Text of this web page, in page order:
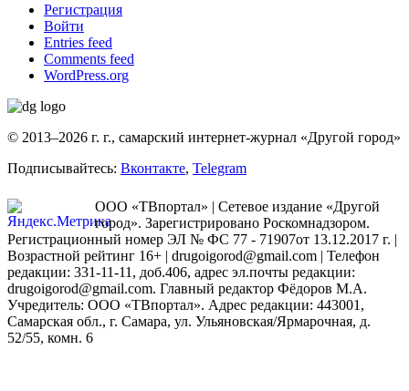
Регистрация
Войти
Entries feed
Comments feed
WordPress.org
© 2013–2026 г. г., самарский интернет-журнал «Другой город»
Подписывайтесь: Вконтакте, Telegram
ООО «ТВпортал» | Сетевое издание «Другой
город». Зарегистрировано Роскомнадзором.
Регистрационный номер ЭЛ № ФС 77 - 71907от 13.12.2017 г. |
Возрастной рейтинг 16+ | drugoigorod@gmail.com | Телефон
редакции: 331-11-11, доб.406, адрес эл.почты редакции:
drugoigorod@gmail.com. Главный редактор Фёдоров М.А.
Учредитель: ООО «ТВпортал». Адрес редакции: 443001,
Самарская обл., г. Самара, ул. Ульяновская/Ярмарочная, д.
52/55, комн. 6